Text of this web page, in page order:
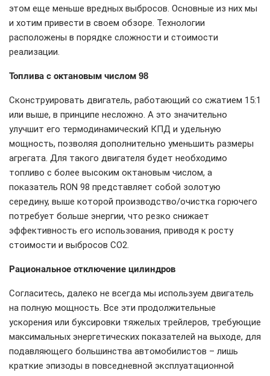
этом еще меньше вредных выбросов. Основные из них мы
и хотим привести в своем обзоре. Технологии
расположены в порядке сложности и стоимости
реализации.
Топлива с октановым числом 98
Сконструировать двигатель, работающий со сжатием 15:1
или выше, в принципе несложно. А это значительно
улучшит его термодинамический КПД и удельную
мощность, позволяя дополнительно уменьшить размеры
агрегата. Для такого двигателя будет необходимо
топливо с более высоким октановым числом, а
показатель RON 98 представляет собой золотую
середину, выше которой производство/очистка горючего
потребует больше энергии, что резко снижает
эффективность его использования, приводя к росту
стоимости и выбросов CO2.
Рациональное отключение цилиндров
Согласитесь, далеко не всегда мы используем двигатель
на полную мощность. Все эти продолжительные
ускорения или буксировки тяжелых трейлеров, требующие
максимальных энергетических показателей на выходе, для
подавляющего большинства автомобилистов – лишь
краткие эпизоды в повседневной эксплуатационной